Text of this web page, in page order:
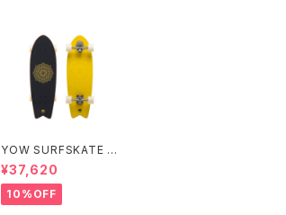
YOW SURFSKATE H
UNTINGTON 30"
¥37,620
10%OFF